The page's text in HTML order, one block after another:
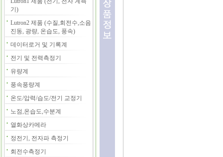
기)
Lutron2 제품 (수질,회전수,소음
진동, 광량, 온습도, 풍속)
데이터로거 및 기록계
전기 및 전력측정기
유량계
풍속풍량계
온도/압력/습도/전기 교정기
노점,온습도,수분계
열화상카메라
정전기, 전자파 측정기
회전수측정기